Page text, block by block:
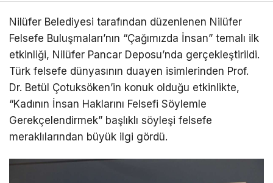
Nilüfer Belediyesi tarafından düzenlenen Nilüfer
Felsefe Buluşmaları’nın “Çağımızda İnsan” temalı ilk
etkinliği, Nilüfer Pancar Deposu’nda gerçekleştirildi.
Türk felsefe dünyasının duayen isimlerinden Prof.
Dr. Betül Çotuksöken’in konuk olduğu etkinlikte,
“Kadının İnsan Haklarını Felsefi Söylemle
Gerekçelendirmek” başlıklı söyleşi felsefe
meraklılarından büyük ilgi gördü.